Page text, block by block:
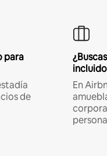
para
de
En